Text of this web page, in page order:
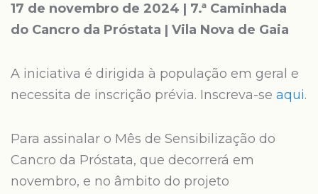
17 de novembro de 2024 | 7.ª Caminhada
do Cancro da Próstata | Vila Nova de Gaia
A iniciativa é dirigida à população em geral e
necessita de inscrição prévia. Inscreva-se aqui.
Para assinalar o Mês de Sensibilização do
Cancro da Próstata, que decorrerá em
novembro, e no âmbito do projeto